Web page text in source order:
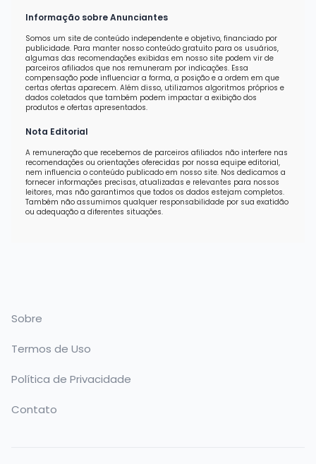
Informação sobre Anunciantes
Somos um site de conteúdo independente e objetivo, financiado por
publicidade. Para manter nosso conteúdo gratuito para os usuários,
algumas das recomendações exibidas em nosso site podem vir de
parceiros afiliados que nos remuneram por indicações. Essa
compensação pode influenciar a forma, a posição e a ordem em que
certas ofertas aparecem. Além disso, utilizamos algoritmos próprios e
dados coletados que também podem impactar a exibição dos
produtos e ofertas apresentados.
Nota Editorial
A remuneração que recebemos de parceiros afiliados não interfere nas
recomendações ou orientações oferecidas por nossa equipe editorial,
nem influencia o conteúdo publicado em nosso site. Nos dedicamos a
fornecer informações precisas, atualizadas e relevantes para nossos
leitores, mas não garantimos que todos os dados estejam completos.
Também não assumimos qualquer responsabilidade por sua exatidão
ou adequação a diferentes situações.
Sobre
Termos de Uso
Política de Privacidade
Contato